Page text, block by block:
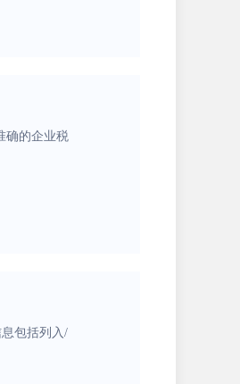
确的企业税
包括列入/